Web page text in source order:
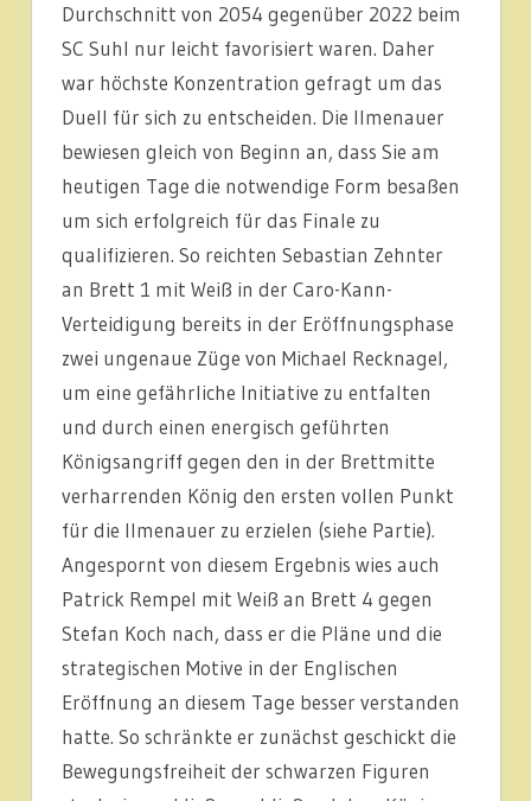
Durchschnitt von 2054 gegenüber 2022 beim
SC Suhl nur leicht favorisiert waren. Daher
war höchste Konzentration gefragt um das
Duell für sich zu entscheiden. Die Ilmenauer
bewiesen gleich von Beginn an, dass Sie am
heutigen Tage die notwendige Form besaßen
um sich erfolgreich für das Finale zu
qualifizieren. So reichten Sebastian Zehnter
an Brett 1 mit Weiß in der Caro-Kann-
Verteidigung bereits in der Eröffnungsphase
zwei ungenaue Züge von Michael Recknagel,
um eine gefährliche Initiative zu entfalten
und durch einen energisch geführten
Königsangriff gegen den in der Brettmitte
verharrenden König den ersten vollen Punkt
für die Ilmenauer zu erzielen (siehe Partie).
Angespornt von diesem Ergebnis wies auch
Patrick Rempel mit Weiß an Brett 4 gegen
Stefan Koch nach, dass er die Pläne und die
strategischen Motive in der Englischen
Eröffnung an diesem Tage besser verstanden
hatte. So schränkte er zunächst geschickt die
Bewegungsfreiheit der schwarzen Figuren